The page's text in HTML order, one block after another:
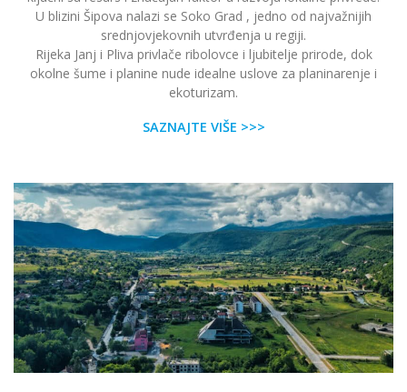
U blizini Šipova nalazi se Soko Grad , jedno od najvažnijih
srednjovjekovnih utvrđenja u regiji.
Rijeka Janj i Pliva privlače ribolovce i ljubitelje prirode, dok
okolne šume i planine nude idealne uslove za planinarenje i
ekoturizam.
SAZNAJTE VIŠE >>>